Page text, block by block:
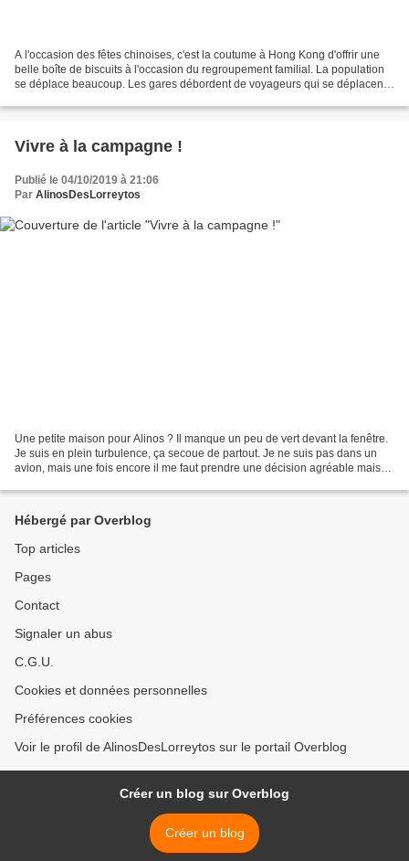
A l'occasion des fêtes chinoises, c'est la coutume à Hong Kong d'offrir une
belle boîte de biscuits à l'occasion du regroupement familial. La population
se déplace beaucoup. Les gares débordent de voyageurs qui se déplacent
Vivre à la campagne !
Publié le 04/10/2019 à 21:06
Par AlinosDesLorreytos
Une petite maison pour Alinos ? Il manque un peu de vert devant la fenêtre.
Je suis en plein turbulence, ça secoue de partout. Je ne suis pas dans un
avion, mais une fois encore il me faut prendre une décision agréable mais
Hébergé par Overblog
Top articles
Pages
Contact
Signaler un abus
C.G.U.
Cookies et données personnelles
Préférences cookies
Voir le profil de AlinosDesLorreytos sur le portail Overblog
Créer un blog sur Overblog
Créer un blog